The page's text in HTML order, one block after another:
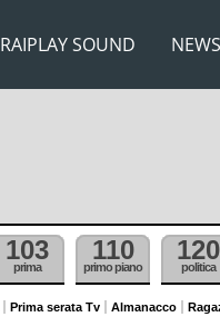
RAIPLAY SOUND NEWS
103
prima
110
primo piano
120
politica
Prima serata Tv Almanacco